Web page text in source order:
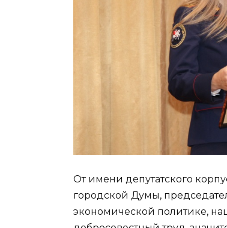
От имени депутатского
городской Думы,
экономической политике,